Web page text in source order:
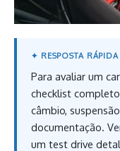
Para avaliar um
checklist
câmbio,
documentação.
um test drive